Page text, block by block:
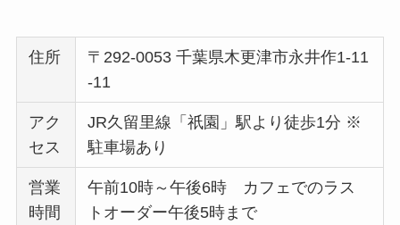
住所
〒292-0053 千葉県木更津市永井作1-11
-11
アク
セス
JR久留里線「祇園」駅より徒歩1分 ※
駐車場あり
営業
時間
午前10時～午後6時 カフェでのラス
トオーダー午後5時まで